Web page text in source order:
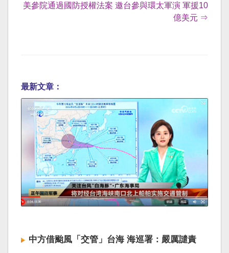
美參院通過國防授權法案 邀台參與環太軍演 軍援10
億美元 ⇒
最新文章：
中方借颱風「交管」台海 海巡署：嚴厲譴責